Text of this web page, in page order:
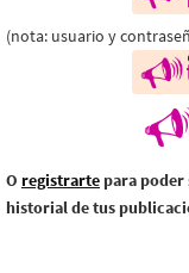
(nota: usuario y
O registrarte para
historial de tus